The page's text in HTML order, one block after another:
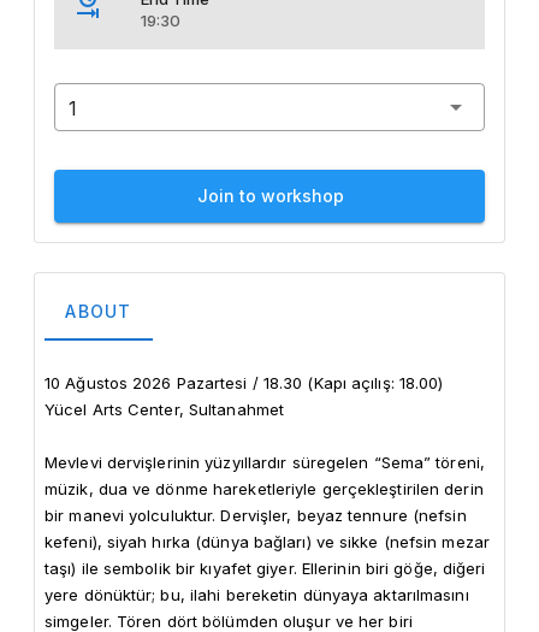
19:30
1
Join to workshop
ABOUT
10 Ağustos 2026 Pazartesi / 18.30 (Kapı açılış: 18.00)
Yücel Arts Center, Sultanahmet
Mevlevi dervişlerinin yüzyıllardır süregelen “Sema” töreni,
müzik, dua ve dönme hareketleriyle gerçekleştirilen derin
bir manevi yolculuktur. Dervişler, beyaz tennure (nefsin
kefeni), siyah hırka (dünya bağları) ve sikke (nefsin mezar
taşı) ile sembolik bir kıyafet giyer. Ellerinin biri göğe, diğeri
yere dönüktür; bu, ilahi bereketin dünyaya aktarılmasını
simgeler. Tören dört bölümden oluşur ve her biri